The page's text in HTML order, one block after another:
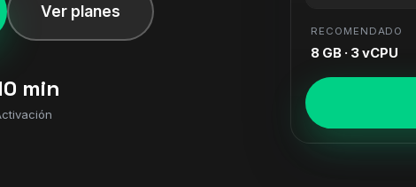
Ver planes
min
RECOMENDADO
8 GB · 3 vCPU